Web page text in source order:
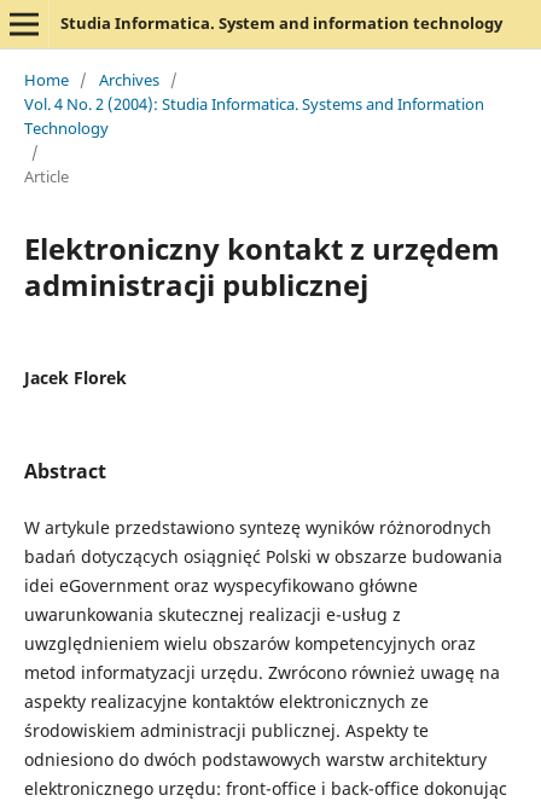
Studia Informatica. System and information technology
Home / Archives /
Vol. 4 No. 2 (2004): Studia Informatica. Systems and Information
Technology
/
Article
Elektroniczny kontakt z urzędem
administracji publicznej
Jacek Florek
Abstract
W artykule przedstawiono syntezę wyników różnorodnych
badań dotyczących osiągnięć Polski w obszarze budowania
idei eGovernment oraz wyspecyfikowano główne
uwarunkowania skutecznej realizacji e-usług z
uwzględnieniem wielu obszarów kompetencyjnych oraz
metod informatyzacji urzędu. Zwrócono również uwagę na
aspekty realizacyjne kontaktów elektronicznych ze
środowiskiem administracji publicznej. Aspekty te
odniesiono do dwóch podstawowych warstw architektury
elektronicznego urzędu: front-office i back-office dokonując